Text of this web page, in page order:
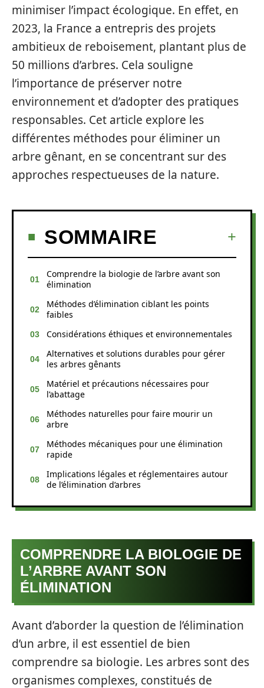
minimiser l’impact écologique. En effet, en
2023, la France a entrepris des projets
ambitieux de reboisement, plantant plus de
50 millions d’arbres. Cela souligne
l’importance de préserver notre
environnement et d’adopter des pratiques
responsables. Cet article explore les
différentes méthodes pour éliminer un
arbre gênant, en se concentrant sur des
approches respectueuses de la nature.
SOMMAIRE
Comprendre la biologie de l’arbre avant son
élimination
Méthodes d’élimination ciblant les points
faibles
Considérations éthiques et environnementales
Alternatives et solutions durables pour gérer
les arbres gênants
Matériel et précautions nécessaires pour
l’abattage
Méthodes naturelles pour faire mourir un
arbre
Méthodes mécaniques pour une élimination
rapide
Implications légales et réglementaires autour
de l’élimination d’arbres
COMPRENDRE LA BIOLOGIE DE
L’ARBRE AVANT SON
ÉLIMINATION
Avant d’aborder la question de l’élimination
d’un arbre, il est essentiel de bien
comprendre sa biologie. Les arbres sont des
organismes complexes, constitués de